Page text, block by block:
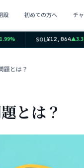
設 初めての方へ チ
SOL¥12,064▲3.36%
題とは？
とは？